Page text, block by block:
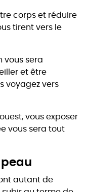
corps et réduire
tirent vers le
vous sera
et être
voyagez vers
vous exposer
vous sera tout
peau
autant de